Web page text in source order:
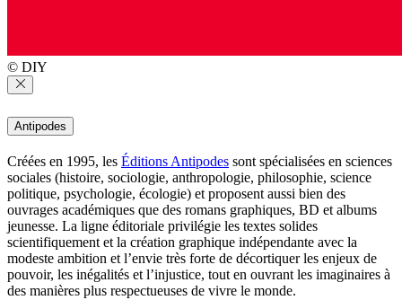
© DIY
Antipodes
Créées en 1995, les Éditions Antipodes sont spécialisées en sciences
sociales (histoire, sociologie, anthropologie, philosophie, science
politique, psychologie, écologie) et proposent aussi bien des
ouvrages académiques que des romans graphiques, BD et albums
jeunesse. La ligne éditoriale privilégie les textes solides
scientifiquement et la création graphique indépendante avec la
modeste ambition et l’envie très forte de décortiquer les enjeux de
pouvoir, les inégalités et l’injustice, tout en ouvrant les imaginaires à
des manières plus respectueuses de vivre le monde.